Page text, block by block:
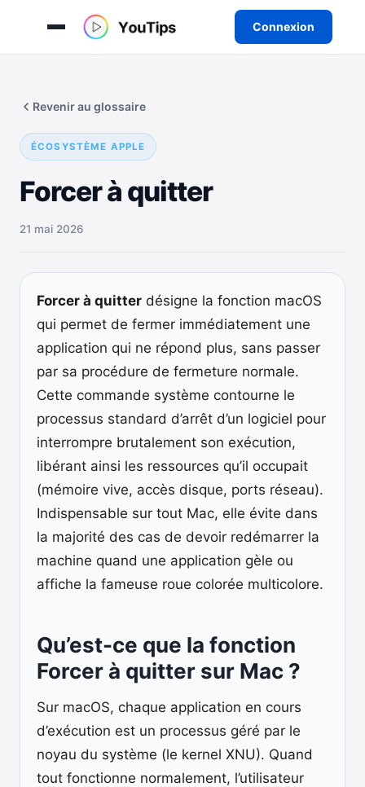
Connexion
contenu
ÉCOSYSTÈME APPLE
Forcer à quitter
Revenir au glossaire
21 mai 2026
Forcer à quitter désigne la fonction macOS
qui permet de fermer immédiatement une
application qui ne répond plus, sans passer
par sa procédure de fermeture normale.
Cette commande système contourne le
processus standard d’arrêt d’un logiciel pour
interrompre brutalement son exécution,
libérant ainsi les ressources qu’il occupait
(mémoire vive, accès disque, ports réseau).
Indispensable sur tout Mac, elle évite dans
la majorité des cas de devoir redémarrer la
machine quand une application gèle ou
affiche la fameuse roue colorée multicolore.
Qu’est-ce que la fonction
Forcer à quitter sur Mac ?
Sur macOS, chaque application en cours
d’exécution est un processus géré par le
noyau du système (le kernel XNU). Quand
tout fonctionne normalement, l’utilisateur